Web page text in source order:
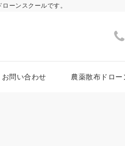
ーンスクールです。
お問い合わせ 農薬散布ドロー